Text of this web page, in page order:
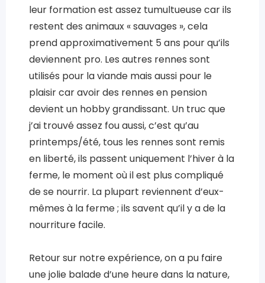
leur formation est assez tumultueuse car ils
restent des animaux « sauvages », cela
prend approximativement 5 ans pour qu’ils
deviennent pro. Les autres rennes sont
utilisés pour la viande mais aussi pour le
plaisir car avoir des rennes en pension
devient un hobby grandissant. Un truc que
j’ai trouvé assez fou aussi, c’est qu’au
printemps/été, tous les rennes sont remis
en liberté, ils passent uniquement l’hiver à la
ferme, le moment où il est plus compliqué
de se nourrir. La plupart reviennent d’eux-
mêmes à la ferme ; ils savent qu’il y a de la
nourriture facile.
Retour sur notre expérience, on a pu faire
une jolie balade d’une heure dans la nature,